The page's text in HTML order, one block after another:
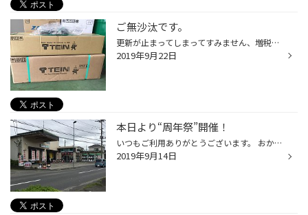
ご無沙汰です。
更新が止まってしまってすみません、増税前にご相談下さるお客様が多くご来店頂き 嬉しい悲鳴です。 そんな中高額商品を購入されたお客様、前から現在の足回りのヘタリにご不安を抱えておられ 今回のタイミングで交換をご決断されました。 お選び頂いた商品はこちら、 テイン様の車高調とEDFC PROで...
2019年9月22日
本日より“周年祭”開催！
いつもご利用ありがとうございます。 おかげさまで1周年！ 感謝の気持ちを込めて“周年祭”を開催します。 初めての方もお気軽にお立ち寄りください。 場所は ＃ニトリモールさんの交差点を曲がって丁字路を右折してすぐ。 ＃相模原ゴルフクラブさんの通りです。 ご来店をお待ちしております♪
2019年9月14日